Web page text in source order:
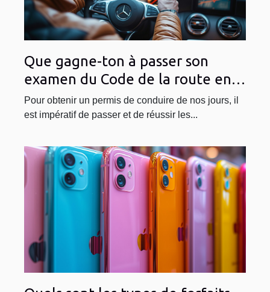
Que gagne-ton à passer son
examen du Code de la route en
ligne ?
Pour obtenir un permis de conduire de nos jours, il
est impératif de passer et de réussir les...